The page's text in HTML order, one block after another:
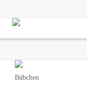
Bübchen